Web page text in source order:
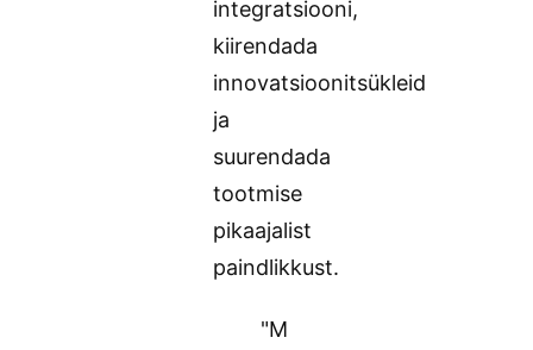
integratsiooni,
kiirendada
innovatsioonitsükleid
ja
suurendada
tootmise
pikaajalist
paindlikkust.
"M